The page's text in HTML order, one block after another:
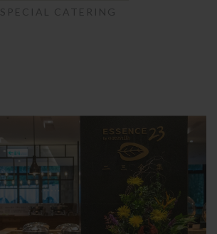
SPECIAL CATERING